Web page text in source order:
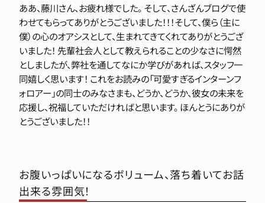
ああ、藤川さん、お疲れ様でした。 そして、さんざんブログで使
わせてもらってありがとうございました！！！そして、僕ら（主に
僕）の心のオアシスとして、生まれてきてくれてありがとうござ
いました！ 先輩社会人として教えられることの少なさに愕然
としましたが、弊社を通してなにか学びがあれば、スタッフ一
同嬉しく思います！ これをお読みの「可愛すぎるインターンフ
ォロアー」の同士のみなさまも、どうか、どうか、彼女の未来を
応援し、祝福していただければと思います。 ほんとうにありが
とうございました！！
お腹いっぱいになるボリューム、落ち着いてお話
出来る雰囲気！